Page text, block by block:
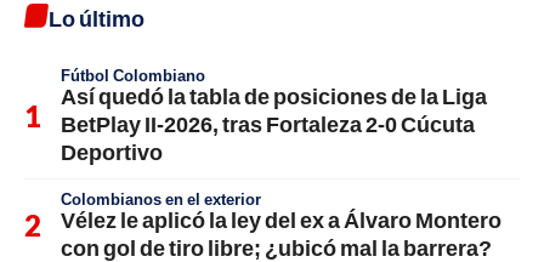
Lo último
Fútbol Colombiano
Así quedó la tabla de posiciones de la Liga
BetPlay II-2026, tras Fortaleza 2-0 Cúcuta
Deportivo
Colombianos en el exterior
Vélez le aplicó la ley del ex a Álvaro Montero
con gol de tiro libre; ¿ubicó mal la barrera?